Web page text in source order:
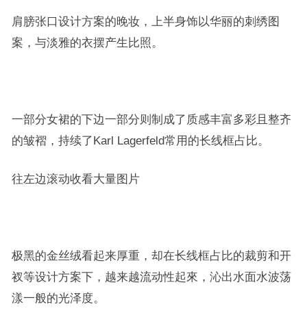
肩膀张口设计方案的晚妆，上半身饰以华丽的刺绣图
案，与淡雅的衣摆产生比照。
一部分女裙的下边一部分则制成了质感丰富多彩且整齐
的皱褶，持续了Karl Lagerfeld常用的长线框占比。
往左边滚动收看大量图片
极黑的金丝绒看起来厚重，却在长线框占比的裁剪和开
衩等设计方案下，越来越流动性起來，沁出水面水波荡
漾一般的光泽度。